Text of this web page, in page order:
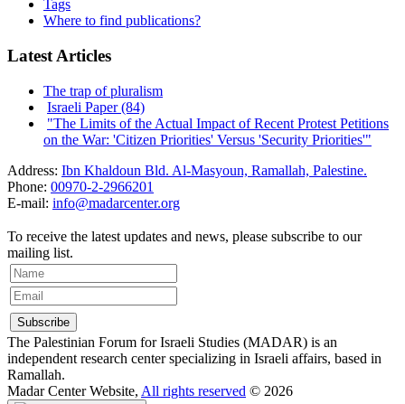
Tags
Where to find publications?
Latest Articles
The trap of pluralism
Israeli Paper (84)
"The Limits of the Actual Impact of Recent Protest Petitions
on the War: 'Citizen Priorities' Versus 'Security Priorities'"
Address: Ibn Khaldoun Bld. Al-Masyoun, Ramallah, Palestine.
Phone: 00970-2-2966201
E-mail: info@madarcenter.org
To receive the latest updates and news, please subscribe to our
mailing list.
The Palestinian Forum for Israeli Studies (MADAR) is an
independent research center specializing in Israeli affairs, based in
Ramallah.
Madar Center Website, All rights reserved © 2026